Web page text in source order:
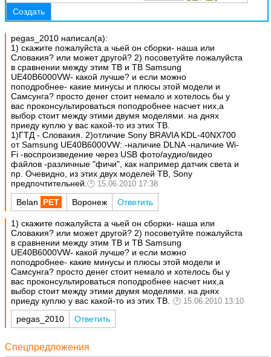
Создать
pegas_2010 написал(а):
1) скажите пожалуйста а чьей он сборки- наша или
Словакия? или может другой? 2) посоветуйте пожалуйста
в сравнении между этим ТВ и ТВ Samsung
UE40B6000VW- какой лучше? и если можно
поподробнее- какие минусы и плюсы этой модели и
Самсунга? просто денег стоит немало и хотелось бы у
вас проконсультироваться поподробнее насчет них,а
выбор стоит между этими двумя моделями. на днях
приеду куплю у вас какой-то из этих ТВ.
1)ГТД - Словакия. 2)отличие Sony BRAVIA KDL-40NX700
от Samsung UE40B6000VW: -наличие DLNA -наличие Wi-
Fi -воспроизведение через USB фото/аудио/видео
файлов -различные "фичи", как например датчик света и
пр. Очевидно, из этих двух моделей ТВ, Sony
предпочтительней.
15.06.2010 17:38
Belan Воронеж Ответить
1) скажите пожалуйста а чьей он сборки- наша или
Словакия? или может другой? 2) посоветуйте пожалуйста
в сравнении между этим ТВ и ТВ Samsung
UE40B6000VW- какой лучше? и если можно
поподробнее- какие минусы и плюсы этой модели и
Самсунга? просто денег стоит немало и хотелось бы у
вас проконсультироваться поподробнее насчет них,а
выбор стоит между этими двумя моделями. на днях
приеду куплю у вас какой-то из этих ТВ.
15.06.2010 13:10
pegas_2010 Ответить
Спецпредложения